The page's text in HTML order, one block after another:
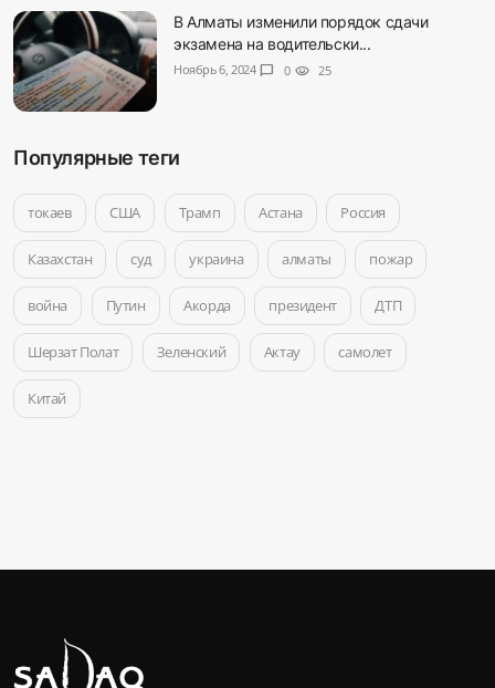
В Алматы изменили порядок сдачи
экзамена на водительски...
Ноябрь 6, 2024 chat_bubble 0 visibility 25
Популярные теги
токаев США Трамп Астана Россия
Казахстан суд украина алматы пожар
война Путин Акорда президент ДТП
Шерзат Полат Зеленский Актау самолет
Китай